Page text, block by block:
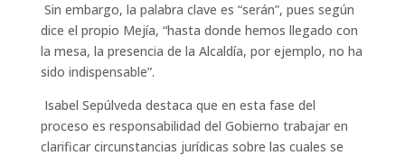
Sin embargo, la palabra clave es “serán”, pues según
dice el propio Mejía, “hasta donde hemos llegado con
la mesa, la presencia de la Alcaldía, por ejemplo, no ha
sido indispensable”.
Isabel Sepúlveda destaca que en esta fase del
proceso es responsabilidad del Gobierno trabajar en
clarificar circunstancias jurídicas sobre las cuales se